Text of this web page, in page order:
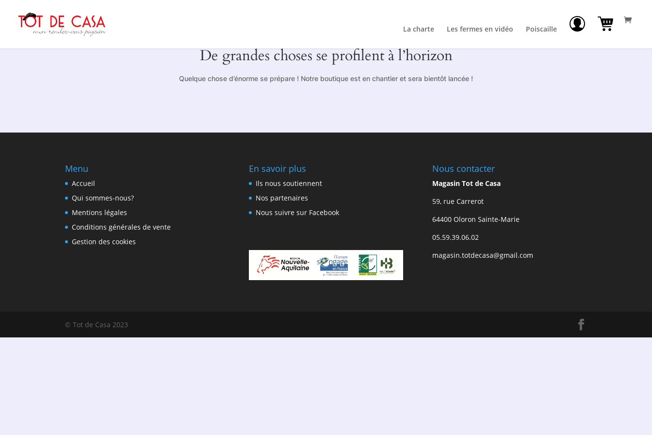
La charte Les fermes en vidéo Poiscaille
De grandes choses se profilent à l’horizon
Quelque chose d’énorme se prépare ! Notre boutique est en chantier et sera bientôt lancée !
Menu
Accueil
Qui sommes-nous?
Mentions légales
Conditions générales de vente
Gestion des cookies
En savoir plus
Ils nous soutiennent
Nos partenaires
Nous suivre sur Facebook
Nous contacter
Magasin Tot de Casa
59, rue Carrerot
64400 Oloron Sainte-Marie
05.59.39.06.02
magasin.totdecasa@gmail.com
© Tot de Casa 2023